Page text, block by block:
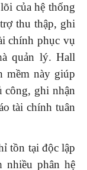
của hệ thống
thu thập, ghi
chính phục vụ
quản lý. Hall
mềm này giúp
công, ghi nhận
tài chính tuân
tồn tại độc lập
nhiều phân hệ